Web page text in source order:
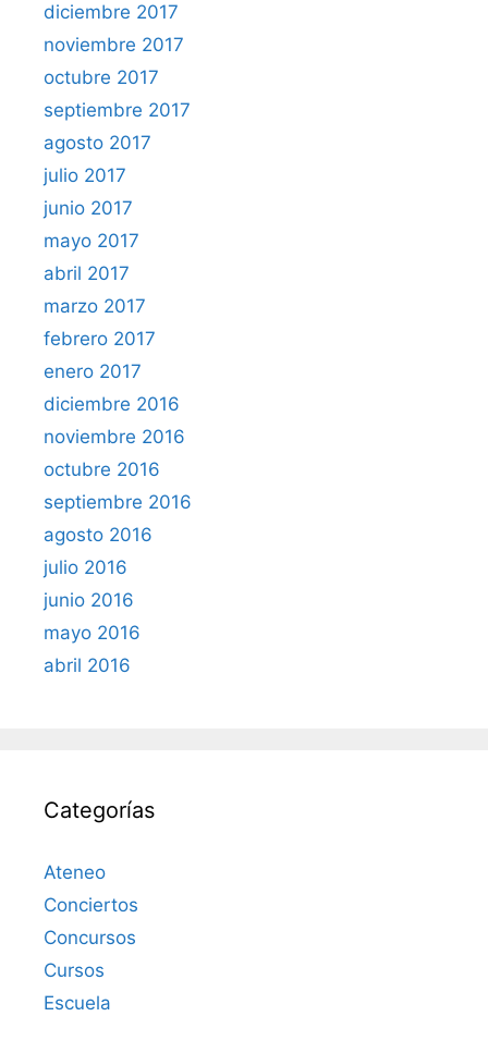
diciembre 2017
noviembre 2017
octubre 2017
septiembre 2017
agosto 2017
julio 2017
junio 2017
mayo 2017
abril 2017
marzo 2017
febrero 2017
enero 2017
diciembre 2016
noviembre 2016
octubre 2016
septiembre 2016
agosto 2016
julio 2016
junio 2016
mayo 2016
abril 2016
Categorías
Ateneo
Conciertos
Concursos
Cursos
Escuela